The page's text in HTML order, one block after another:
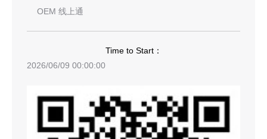
OEM 线上通
Time to Start：
2026/06/09 00:00:00